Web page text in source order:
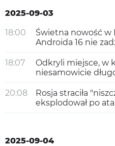
2025-09-03
18:00
Świetna nowość w
Androida 16 nie
18:07
Odkryli miejsce, w
niesamowicie
20:08
Rosja straciła
eksplodował po
2025-09-04